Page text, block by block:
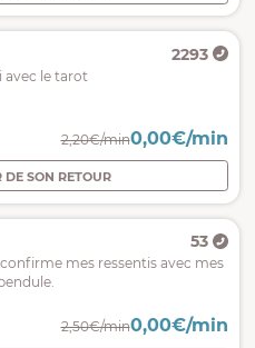
2293
avec le tarot
2,20€/min0,00€/min
DE SON RETOUR
53
mes ressentis avec mes
2,50€/min0,00€/min